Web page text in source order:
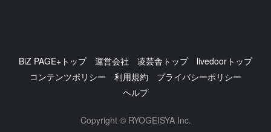
BiZ PAGE+トップ 運営会社 凌芸舎トップ
livedoorトップ
コンテンツポリシー
利用規約
プライバシーポリシー
ヘルプ
Copyright © RYOGEISYA Inc.